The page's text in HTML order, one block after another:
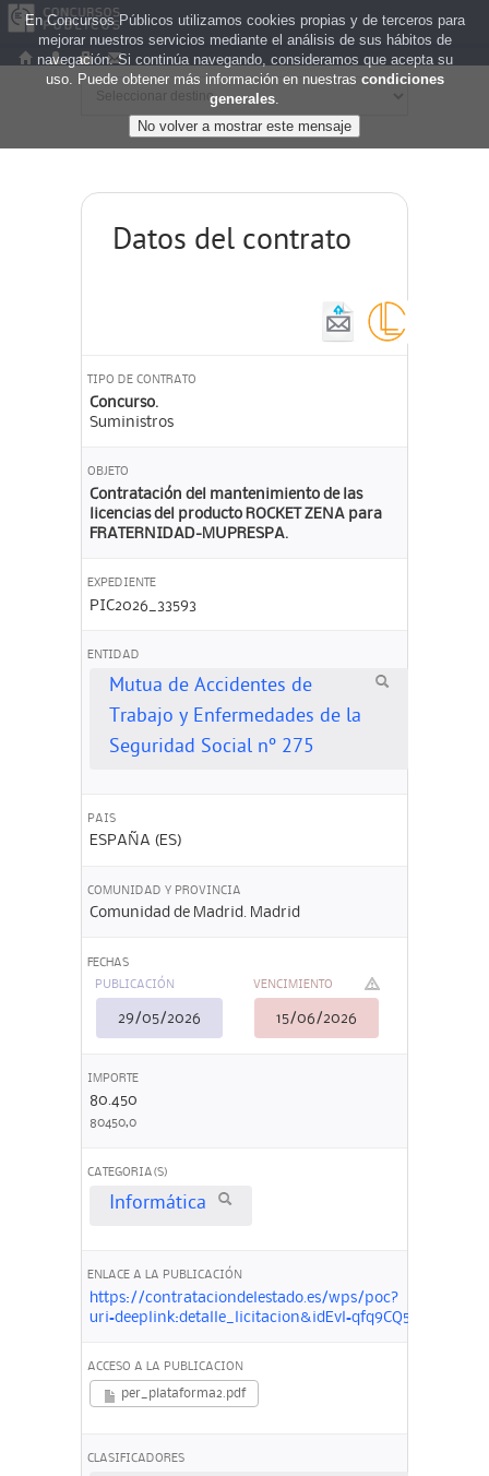
Datos del contrato
TIPO DE CONTRATO
Concurso.
Suministros
OBJETO
Contratación del mantenimiento de las
licencias del producto ROCKET ZENA para
FRATERNIDAD-MUPRESPA.
EXPEDIENTE
PIC2026_33593
ENTIDAD
Mutua de Accidentes de
Trabajo y Enfermedades de la
Seguridad Social nº 275
PAIS
ESPAÑA (ES)
COMUNIDAD Y PROVINCIA
Comunidad de Madrid. Madrid
FECHAS
PUBLICACIÓN
29/05/2026
VENCIMIENTO
15/06/2026
IMPORTE
80.450
80450,0
CATEGORIA(S)
Informática
ENLACE A LA PUBLICACIÓN
https://contrataciondelestado.es/wps/poc?
ACCESO A LA PUBLICACION
per_plataforma2.pdf
CLASIFICADORES
En Concursos Públicos utilizamos cookies propias y de terceros para
mejorar nuestros servicios mediante el análisis de sus hábitos de
navegación. Si continúa navegando, consideramos que acepta su
uso. Puede obtener más información en nuestras condiciones
generales.